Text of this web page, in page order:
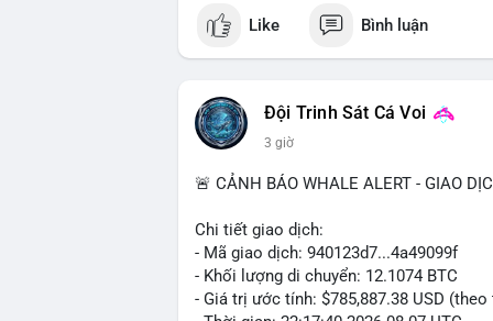
Like Bình luận
Đội Trinh Sát Cá Voi
3 giờ
🚨 CẢNH BÁO WHALE ALERT - GIAO
Chi tiết giao dịch:
- Mã giao dịch: 940123d7...4a49099f
- Khối lượng di chuyển: 12.1074 BTC
- Giá trị ước tính: $785,887.38 USD (theo